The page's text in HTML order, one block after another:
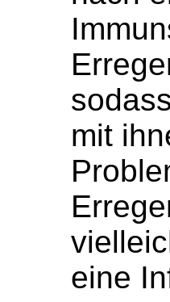
mit
eine